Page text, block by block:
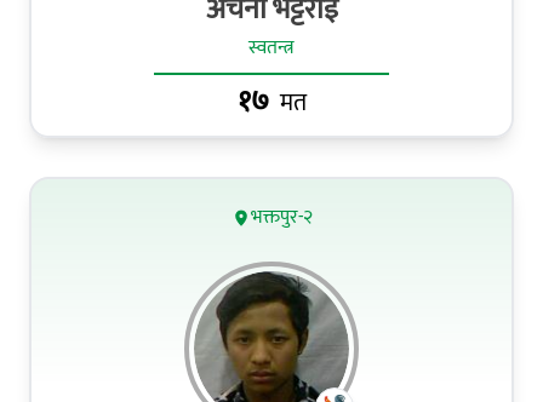
अर्चना भट्टराई
स्वतन्त्र
१७ मत
भक्तपुर-२